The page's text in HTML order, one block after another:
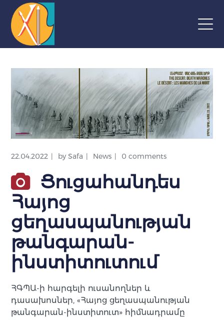
22.04.2022 bySafa News 0 comments
Ցուցահանդես
Հայոց
ցեղասպանության
թանգարան-
ինստիտուտում
ՀԳՊԱ-ի հարգելի ուսանողներ և
դասախոսներ, «Հայոց ցեղասպանության
թանգարան-ինստիտուտ» հիմնադրամը